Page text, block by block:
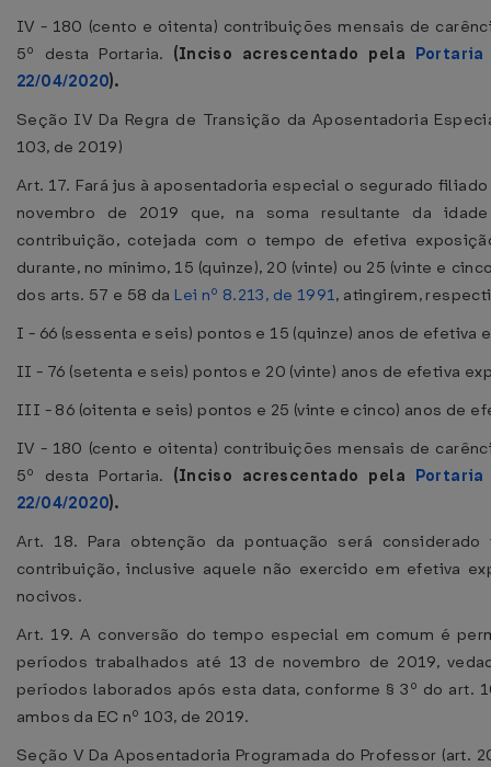
IV - 180 (cento e oitenta) contribuições mensais de
5º desta Portaria. (Inciso acrescentado pela Portaria
22/04/2020).
Seção IV Da Regra de Transição da Aposentadoria
103, de 2019)
Art. 17. Fará jus à aposentadoria especial o segurado filiado
novembro de 2019 que, na soma resultante da
contribuição, cotejada com o tempo de efetiva
durante, no mínimo, 15 (quinze), 20 (vinte) ou 25 (vinte e
dos arts. 57 e 58 da Lei nº 8.213, de 1991, atingirem,
I - 66 (sessenta e seis) pontos e 15 (quinze) anos de efetiva
II - 76 (setenta e seis) pontos e 20 (vinte) anos de efetiva
III - 86 (oitenta e seis) pontos e 25 (vinte e cinco) anos de
IV - 180 (cento e oitenta) contribuições mensais de
5º desta Portaria. (Inciso acrescentado pela Portaria
22/04/2020).
Art. 18. Para obtenção da pontuação será
contribuição, inclusive aquele não exercido em efetiva
nocivos.
Art. 19. A conversão do tempo especial em comum é
períodos trabalhados até 13 de novembro de 2019,
períodos laborados após esta data, conforme § 3º do art.
ambos da EC nº 103, de 2019.
Seção V Da Aposentadoria Programada do Professor (art.